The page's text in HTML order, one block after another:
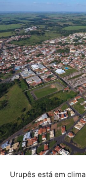
Urupês está em